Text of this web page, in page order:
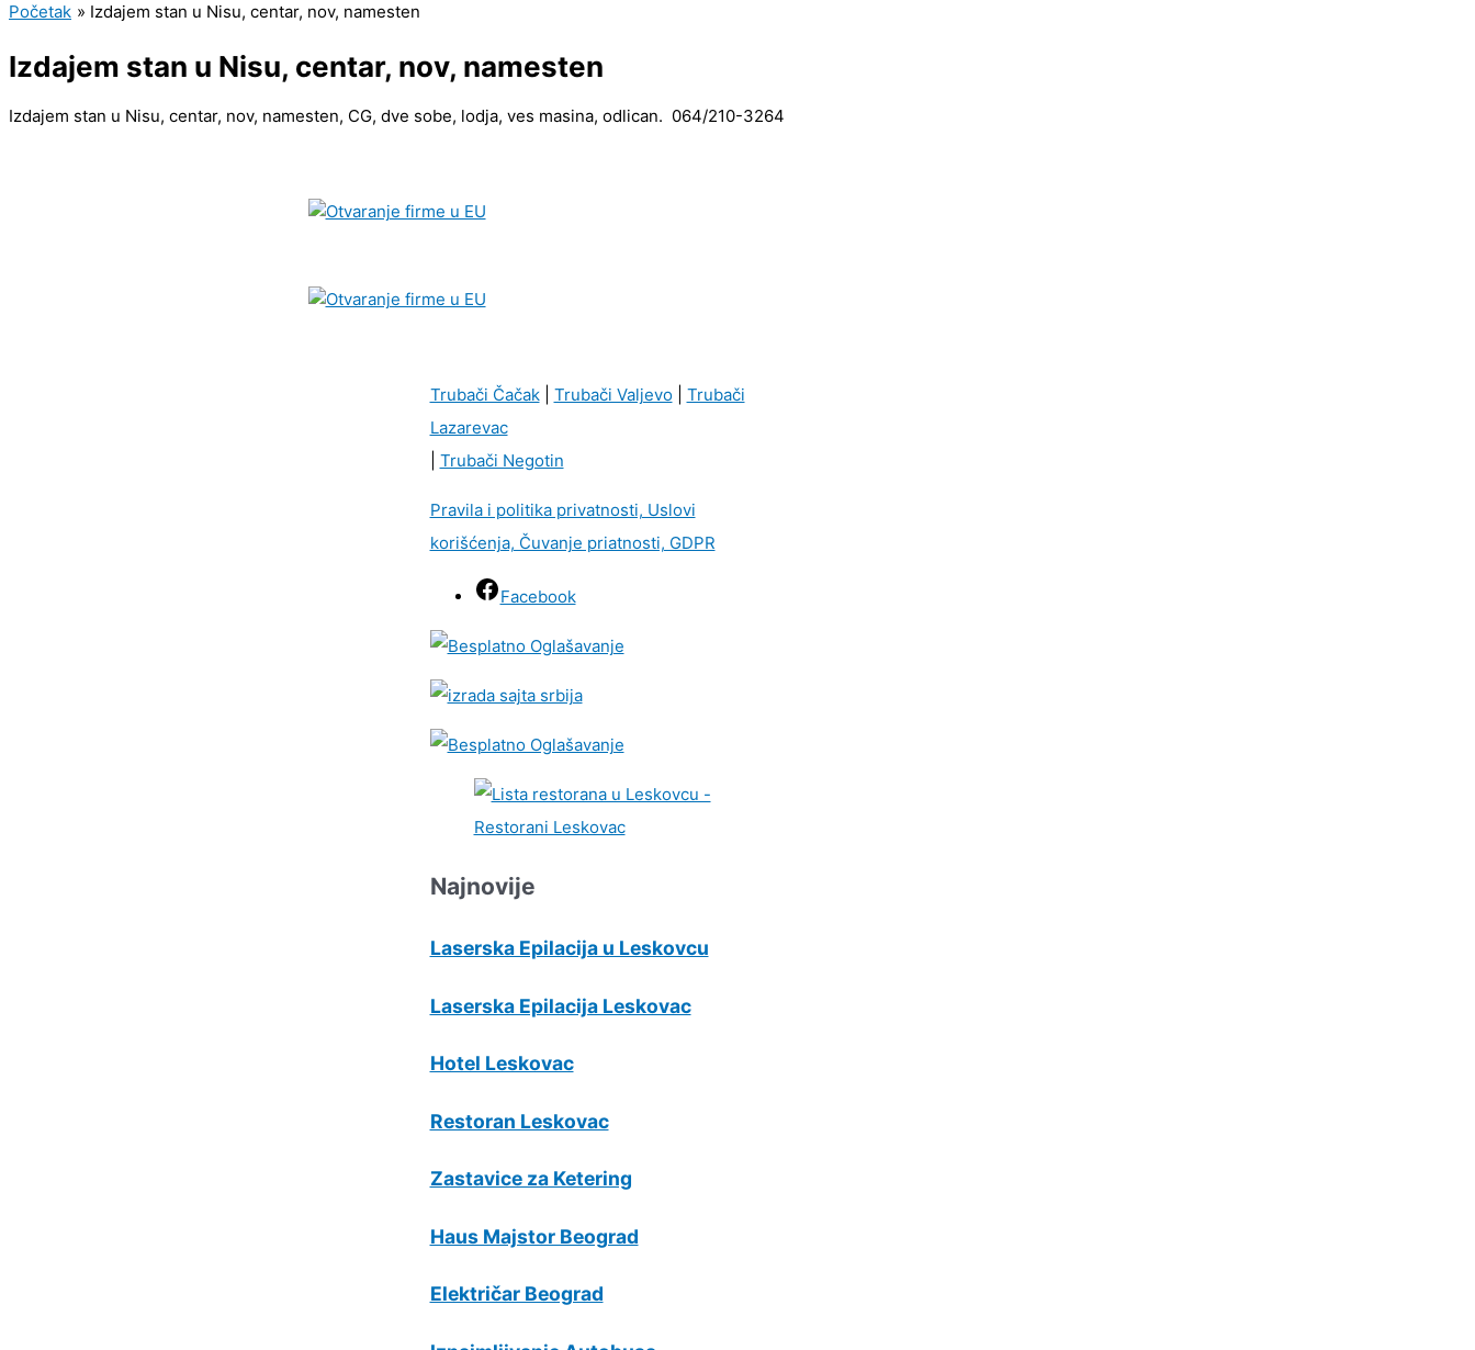
Početak Izdajem stan u Nisu, centar, nov, namesten
Izdajem stan u Nisu, centar, nov, namesten
Izdajem stan u Nisu, centar, nov, namesten, CG, dve sobe, lodja, ves masina, odlican. 064/210-3264
Trubači Čačak| Trubači Valjevo| Trubači
Lazarevac
Trubači Negotin
Pravila i politika privatnosti, Uslovi
korišćenja, Čuvanje priatnosti, GDPR
Facebook
Najnovije
Laserska Epilacija u Leskovcu
Laserska Epilacija Leskovac
Hotel Leskovac
Restoran Leskovac
Zastavice za Ketering
Haus Majstor Beograd
Električar Beograd